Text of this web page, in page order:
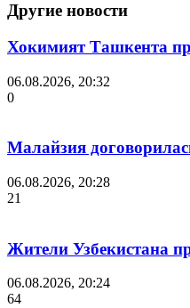
Другие новости
Хокимият Ташкента
06.08.2026, 20:32
0
Малайзия
06.08.2026, 20:28
21
Жители Узбекистана
06.08.2026, 20:24
64